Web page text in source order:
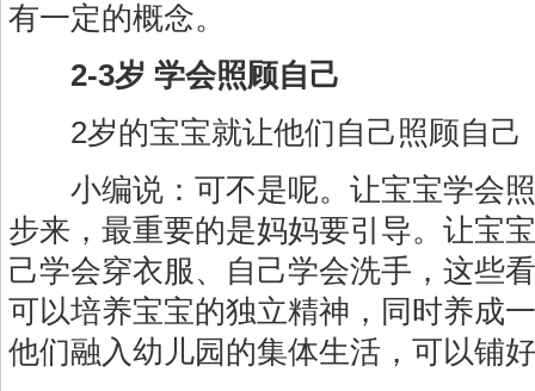
有一定的概念。
2-3岁 学会照顾自己
2岁的宝宝就让他们自己照顾自己
小编说：可不是呢。让宝宝学会照
步来，最重要的是妈妈要引导。让宝
己学会穿衣服、自己学会洗手，这些
可以培养宝宝的独立精神，同时养成
他们融入幼儿园的集体生活，可以铺